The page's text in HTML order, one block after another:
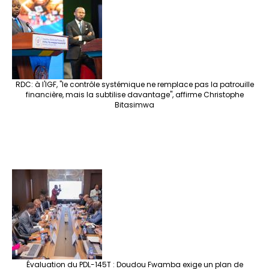
RDC: à l'IGF, "le contrôle systémique ne remplace pas la patrouille
financière, mais la subtilise davantage", affirme Christophe
Bitasimwa
Évaluation du PDL-145T : Doudou Fwamba exige un plan de